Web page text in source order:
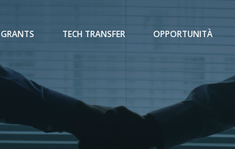
GRANTS TECH TRANSFER OPPORTUNITÀ